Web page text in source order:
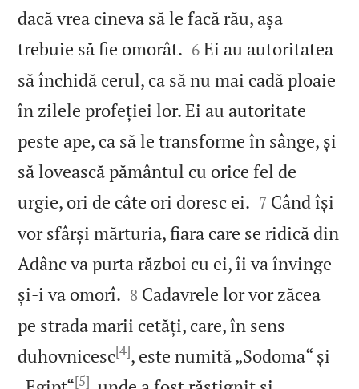
dacă vrea cineva să le facă rău, așa
trebuie să fie omorât. 

6 Ei au autoritatea
să închidă cerul, ca să nu mai cadă ploaie
în zilele profeției lor. Ei au autoritate
peste ape, ca să le transforme în sânge, și
să lovească pământul cu orice fel de
urgie, ori de câte ori doresc ei. 

7 Când își
vor sfârși mărturia, fiara care se ridică din
Adânc va purta război cu ei, îi va învinge
și‑i va omorî. 

8 Cadavrele lor vor zăcea
pe strada marii cetăți, care, în sens
duhovnicesc[4], este numită „Sodoma“ și
[5]